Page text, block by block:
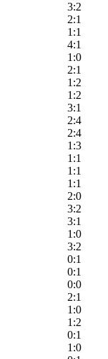
3:2
2:1
1:1
4:1
1:0
2:1
1:2
1:2
3:1
2:4
2:4
1:3
1:1
1:1
1:1
2:0
3:2
3:1
1:0
3:2
0:1
0:1
0:0
2:1
1:0
1:2
0:1
1:0